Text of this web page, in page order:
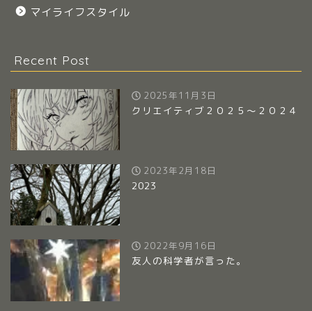
マイライフスタイル
Recent Post
2025年11月3日
クリエイティブ２０２５～２０２４
2023年2月18日
2023
2022年9月16日
友人の科学者が言った。